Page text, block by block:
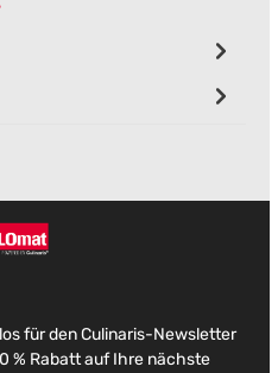
für den Culinaris-Newsletter
% Rabatt auf Ihre nächste